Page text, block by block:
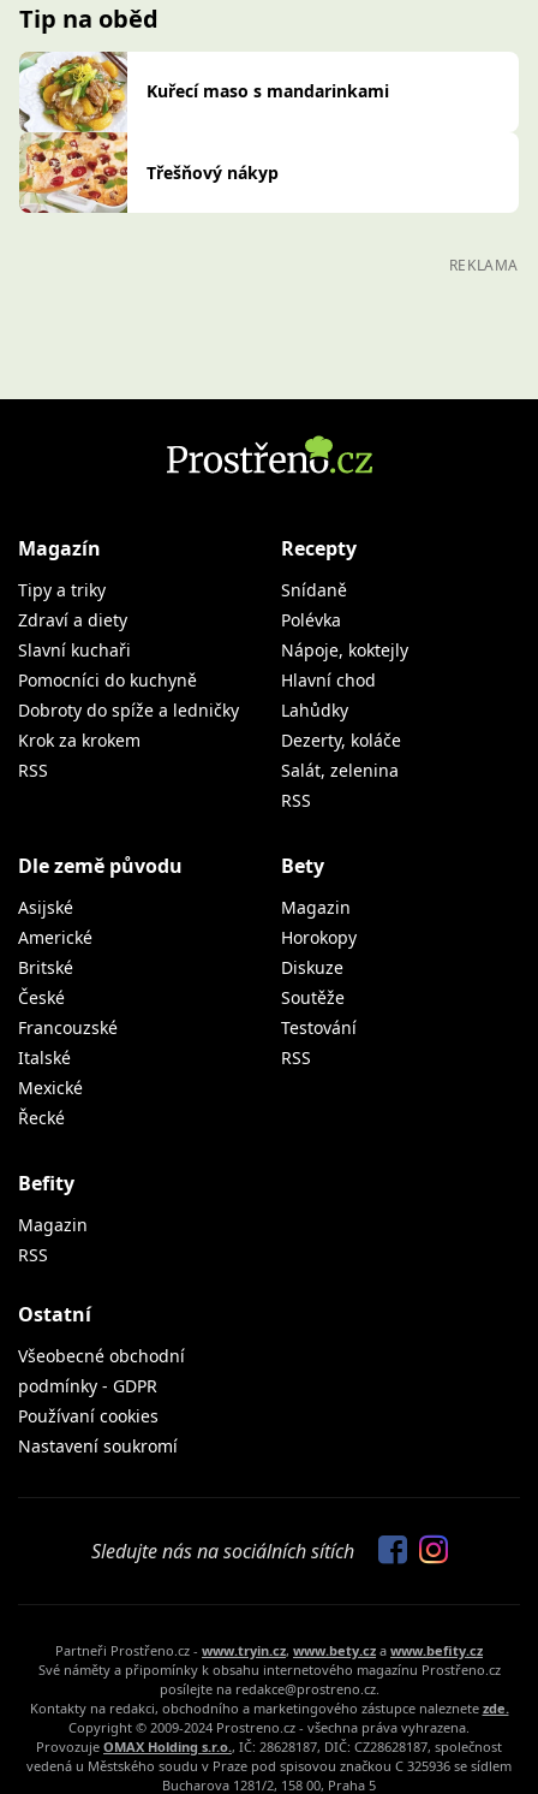
Tip na oběd
Kuřecí maso s mandarinkami
Třešňový nákyp
REKLAMA
Magazín
Tipy a triky
Zdraví a diety
Slavní kuchaři
Pomocníci do kuchyně
Dobroty do spíže a ledničky
Krok za krokem
RSS
Recepty
Snídaně
Polévka
Nápoje, koktejly
Hlavní chod
Lahůdky
Dezerty, koláče
Salát, zelenina
RSS
Dle země původu
Asijské
Americké
Britské
České
Francouzské
Italské
Mexické
Řecké
Bety
Magazin
Horokopy
Diskuze
Soutěže
Testování
RSS
Befity
Magazin
RSS
Ostatní
Všeobecné obchodní
podmínky - GDPR
Používaní cookies
Nastavení soukromí
Sledujte nás na sociálních sítích
Partneři Prostřeno.cz - www.tryin.cz, www.bety.cz a www.befity.cz
Své náměty a připomínky k obsahu internetového magazínu Prostřeno.cz
posílejte na redakce@prostreno.cz.
Kontakty na redakci, obchodního a marketingového zástupce naleznete zde.
Copyright © 2009-2024 Prostreno.cz - všechna práva vyhrazena.
Provozuje OMAX Holding s.r.o., IČ: 28628187, DIČ: CZ28628187, společnost
vedená u Městského soudu v Praze pod spisovou značkou C 325936 se sídlem
Bucharova 1281/2, 158 00, Praha 5